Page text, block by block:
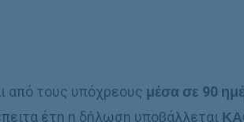
από τους υπόχρεους μέσα σε 90
έτη η δήλωση υποβάλλεται